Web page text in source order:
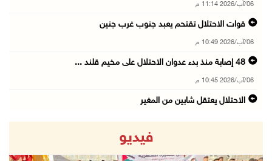
06/آب/2026 11:14 م
قوات الاحتلال تقتحم يعبد جنوب غرب جنين
06/آب/2026 10:49 م
48 إصابة منذ بدء عدوان الاحتلال على مخيم قلند ...
06/آب/2026 10:45 م
الاحتلال يعتقل شابين من المغير
وزير الداخلية يبحث مع مكافحة المخدرات الدولي ...
06/آب/2026 10:01 م
فيديو